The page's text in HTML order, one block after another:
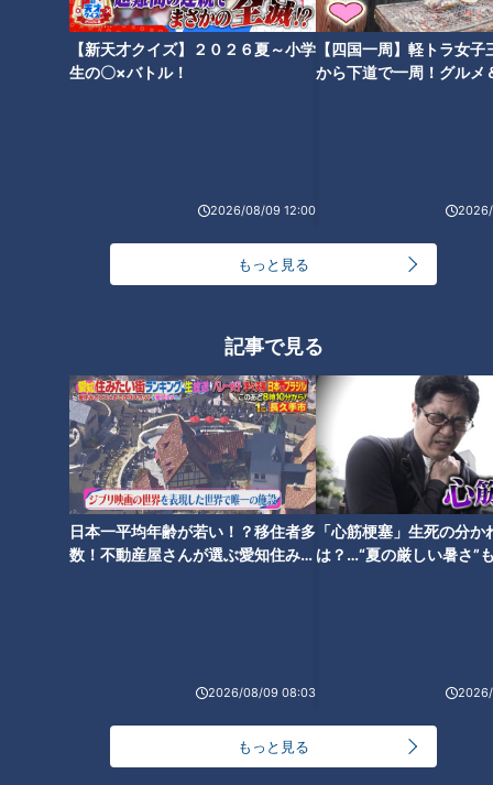
【新天才クイズ】２０２６夏～小学
生の〇×バトル！
2026/08/09 12:00
【四国一周】軽トラ女子
から下道で一周！グルメ
もっと見る
記事で見る
日本一平均年齢が若い！？移住者多
数！不動産屋さんが選ぶ愛知住みた
2026/08/09 08:03
「心筋梗塞」生死の分か
は？…“夏の厳しい暑さ”
もっと見る
・受賞作品をはじめとしたドキュメンタリー
・ディレクターが取材対象に迫った、テレビでは放送していない特
【次の動画】片足でうまく立て
ない…あなたは何秒立てる？月
１のリハビリの様子～定期配信
【前の動画】日光を避ける日々
…賀久くんのオモシロイままご
と編～定期配信型ドキュメンタ
メンタリー「ピエロと呼ばれた
鱗癬の賀久くんを知る・学ぶ…
定期配信型ドキュメンタリー特